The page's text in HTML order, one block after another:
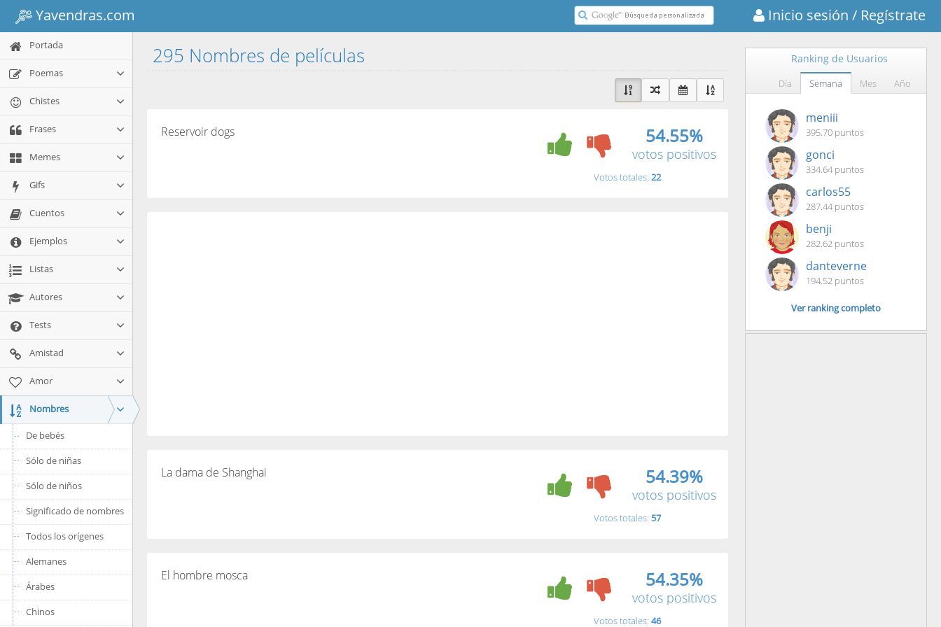
Yavendras.com Inicio sesión / Regístrate
Portada
Poemas
Chistes
Frases
Memes
Gifs
Cuentos
Ejemplos
Listas
Autores
Tests
Amistad
Amor
Nombres
De bebés
Sólo de niñas
Sólo de niños
Significado de nombres
Todos los orígenes
Alemanes
Árabes
Chinos
295 Nombres de películas
Reservoir dogs 54.55%
votos positivos
Votos totales: 22
La dama de Shanghai 54.39%
votos positivos
Votos totales: 57
El hombre mosca 54.35%
votos positivos
Votos totales: 46
Ranking de Usuarios
Día Semana Mes Año
meniii
395.70 puntos
gonci
334.64 puntos
carlos55
287.44 puntos
benji
282.62 puntos
danteverne
194.52 puntos
Ver ranking completo